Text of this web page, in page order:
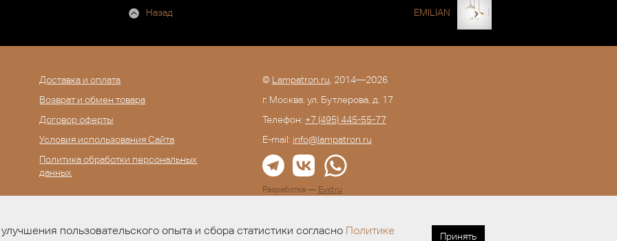
пользовательского опыта и сбора статистики согласно Политике
Принять
Назад EMILIAN
Доставка и оплата
Возврат и обмен товара
Договор оферты
Условия использования Сайта
Политика обработки персональных
данных
© Lampatron.ru, 2014—2026
г. Москва. ул. Бутлерова, д. 17
Телефон: +7 (495) 445-55-77
E-mail: info@lampatron.ru
Разработка — Evid.ru